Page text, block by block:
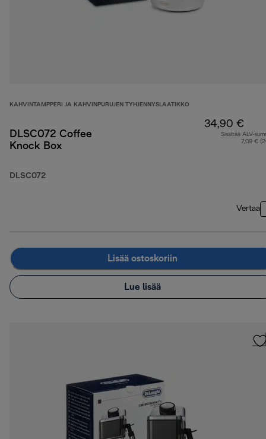
KAHVINTAMPPERI JA KAHVINPURUJEN TYHJENNYSLAATIKKO
DLSC072 Coffee
Knock Box
DLSC072
34,90 €
Sisältää ALV-
7,09 €
Vertaa
Lisää ostoskoriin
Lue lisää